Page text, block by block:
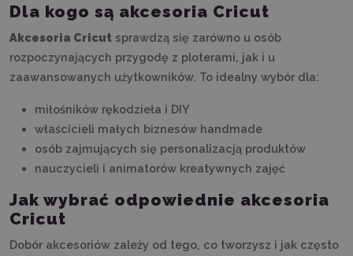
Dla kogo są akcesoria Cricut
Akcesoria Cricut sprawdzą się zarówno u osób
rozpoczynających przygodę z ploterami, jak i u
zaawansowanych użytkowników. To idealny wybór dla:
miłośników rękodzieła i DIY
właścicieli małych biznesów handmade
osób zajmujących się personalizacją produktów
nauczycieli i animatorów kreatywnych zajęć
Jak wybrać odpowiednie akcesoria
Cricut
Dobór akcesoriów zależy od tego, co tworzysz i jak często